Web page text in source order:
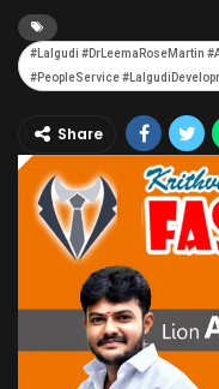
#Lalgudi #DrLeemaRoseMartin
#PeopleService
Share